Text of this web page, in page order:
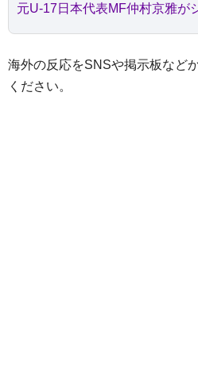
海外の反応をSNSや掲示板など
ください。